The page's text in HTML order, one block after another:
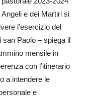
e dei Martiri si
l’esercizio del
san Paolo – spiega il
mensile in
con l’itinerario
a intendere le
e